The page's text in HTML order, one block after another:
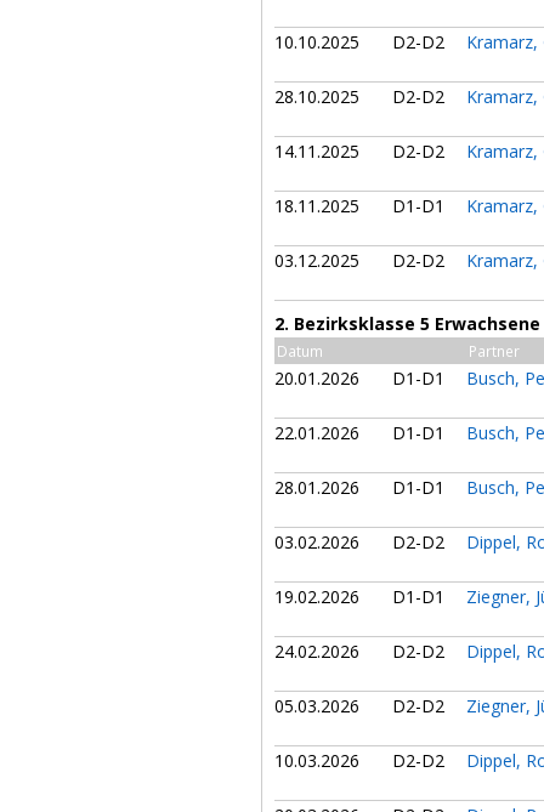
10.10.2025 D2-D2
28.10.2025 D2-D2
14.11.2025 D2-D2
18.11.2025 D1-D1
03.12.2025 D2-D2
2. Bezirksklasse 5
Datum Partner
20.01.2026 D1-D1 Busch,
22.01.2026 D1-D1 Busch,
28.01.2026 D1-D1 Busch,
03.02.2026 D2-D2 Dippel,
19.02.2026 D1-D1 Ziegner,
24.02.2026 D2-D2 Dippel,
05.03.2026 D2-D2 Ziegner,
10.03.2026 D2-D2 Dippel,